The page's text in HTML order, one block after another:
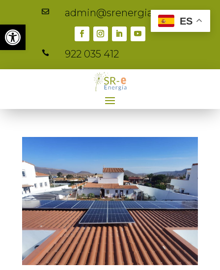
Abrir barra de herramientas
 admin@srenergia.es
 922 035 412
ES